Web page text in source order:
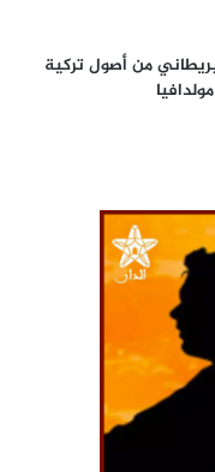
من أصول تركية